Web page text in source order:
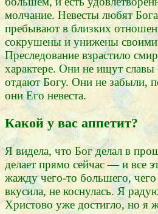
молчание. Невесты любят
пребывают в близких
сокрушены и унижены
Преследование взрастило
характере. Они не ищут славы
отдают Богу. Они не забыли,
они Его невеста.
Какой у вас аппетит?
Я видела, что Бог делал в
делает прямо сейчас — и все
жажду чего-то большего,
вкусила, не коснулась. Я
Христово уже достигло, но я